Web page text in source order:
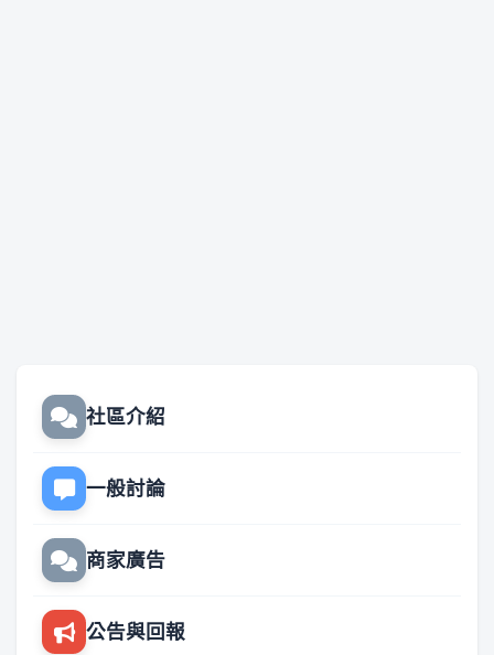
社區介紹
一般討論
商家廣告
公告與回報